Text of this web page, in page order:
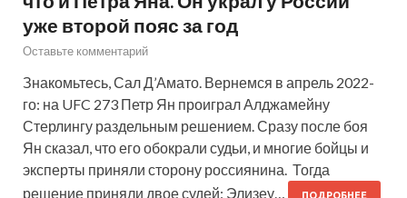
уже второй пояс за год
Оставьте комментарий
Знакомьтесь, Сал Д’Амато. Вернемся в апрель 2022-
го: на UFC 273 Петр Ян проиграл Алджамейну
Стерлингу раздельным решением. Сразу после боя
Ян сказал, что его обокрали судьи, и многие бойцы и
эксперты приняли сторону россиянина. Тогда
решение приняли двое судей: Элизеу…
ПОДРОБНЕЕ